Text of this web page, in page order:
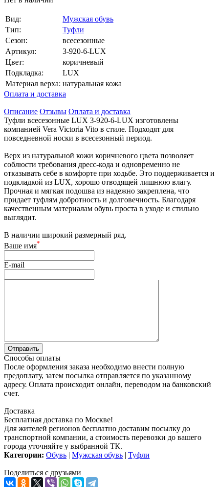
Вид:
Мужская обувь
Тип:
Туфли
Сезон:
всесезонные
Артикул:
3-920-6-LUX
Цвет:
коричневый
Подкладка:
LUX
Материал верха: натуральная кожа
Оплата и доставка
Описание Отзывы Оплата и доставка
Туфли всесезонные LUX 3-920-6-LUX изготовлены
компанией Vera Victoria Vito в стиле. Подходят для
повседневной носки в всесезонный период.
Верх из натуральной кожи коричневого цвета позволяет
соблюсти требования дресс-кода и одновременно не
отказывать себе в комфорте при ходьбе. Это поддерживается и
подкладкой из LUX, хорошо отводящей лишнюю влагу.
Прочная и мягкая подошва из надежно закреплена, что
придает туфлям добротность и долговечность. Благодаря
качественным материалам обувь проста в уходе и стильно
выглядит.
В наличии широкий размерный ряд.
Ваше имя*
E-mail
Способы оплаты
После оформления заказа необходимо внести полную
предоплату, затем посылка отправляется по указанному
адресу. Оплата происходит онлайн, переводом на банковский
счет.
Доставка
Бесплатная доставка по Москве!
Для жителей регионов бесплатно доставим посылку до
транспортной компании, а стоимость перевозки до вашего
города уточняйте у выбранной ТК.
Категории: Обувь | Мужская обувь | Туфли
Поделиться с друзьями